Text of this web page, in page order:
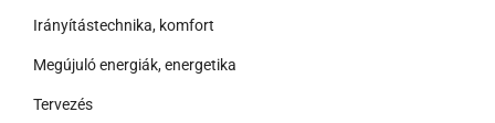
Irányítástechnika, komfort
Megújuló energiák, energetika
Tervezés